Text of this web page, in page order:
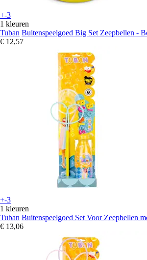
+-3
1 kleuren
Tuban Buitenspeelgoed Big Set Zeepbellen -
€ 12,57
+-3
1 kleuren
Tuban Buitenspeelgoed Set Voor Zeepbellen
€ 13,06